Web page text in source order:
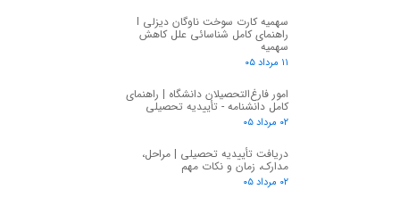
سهمیه کارت سوخت ناوگان دیزلی I
راهنمای کامل شناسائی علل کاهش
سهمیه
۱۱ مرداد ۰۵
امور فارغ‌التحصیلان دانشگاه | راهنمای
کامل دانشنامه - تأییدیه تحصیلی
۰۲ مرداد ۰۵
دریافت تأییدیه تحصیلی | مراحل،
مدارک، زمان و نکات مهم
۰۲ مرداد ۰۵